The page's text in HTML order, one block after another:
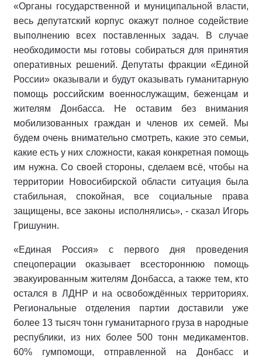
«Органы государственной и муниципальной власти,
весь депутатский корпус окажут полное содействие
выполнению всех поставленных задач. В случае
необходимости мы готовы собираться для принятия
оперативных решений. Депутаты фракции «Единой
России» оказывали и будут оказывать гуманитарную
помощь российским военнослужащим, беженцам и
жителям Донбасса. Не оставим без внимания
мобилизованных граждан и членов их семей. Мы
будем очень внимательно смотреть, какие это семьи,
какие есть у них сложности, какая конкретная помощь
им нужна. Со своей стороны, сделаем всё, чтобы на
территории Новосибирской области ситуация была
стабильная, спокойная, все социальные права
защищены, все законы исполнялись», - сказал Игорь
Гришунин.
«Единая Россия» с первого дня проведения
спецоперации оказывает всестороннюю помощь
эвакуированным жителям Донбасса, а также тем, кто
остался в ЛДНР и на освобождённых территориях.
Региональные отделения партии доставили уже
более 13 тысяч тонн гуманитарного груза в народные
республики, из них более 500 тонн медикаментов.
60% гумпомощи, отправленной на Донбасс и